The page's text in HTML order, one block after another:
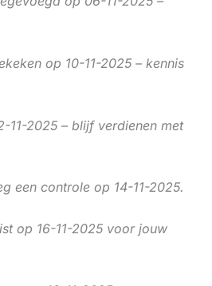
op 10-11-2025 – kennis
11-2025 – blijf verdienen met
een controle op 14-11-2025.
op 16-11-2025 voor jouw